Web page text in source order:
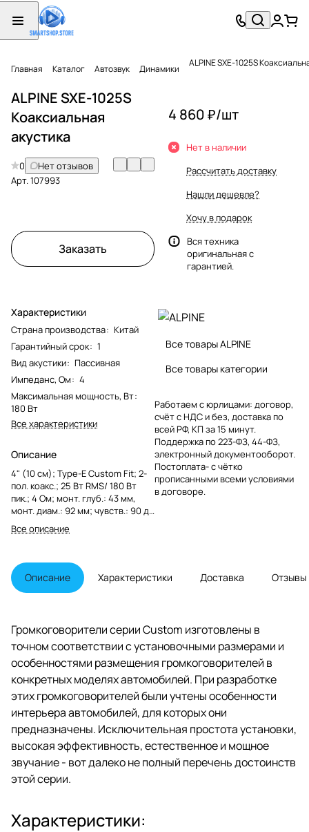
Главная Каталог Автозвук Динамики ALPINE SXE-1025S
ALPINE SXE-1025S
Коаксиальная
акустика
0
Нет отзывов
Арт.107993
Заказать
Характеристики
Страна производства: Китай
Гарантийный срок: 1
Вид акустики: Пассивная
Импеданс, Ом: 4
Максимальная мощность, Вт:
180 Вт
Все характеристики
Описание
4" (10 см); Type-E Custom Fit; 2-
пол. коакс.; 25 Вт RMS/ 180 Вт
пик.; 4 Ом; монт. глуб.: 43 мм,
монт. диам.: 92 мм; чувств.: 90 дБ
АЧХ: 100 - 20000 Гц; без грилей,
твитер: майларово-титановый
Все описание
4 860 ₽/шт
Нет в наличии
Рассчитать доставку
Нашли дешевле?
Хочу в подарок
Вся техника
оригинальная с
гарантией.
Все товары ALPINE
Все товары категории
Работаем с юрлицами: договор,
счёт с НДС и без, доставка по
всей РФ, КП за 15 минут.
Поддержка по 223-ФЗ, 44-ФЗ,
электронный документооборот.
Постоплата- с чётко
прописанными всеми условиями
в договоре.
Описание Характеристики Доставка Отзывы
Громкоговорители серии Custom изготовлены в
точном соответствии с установочными размерами и
особенностями размещения громкоговорителей в
конкретных моделях автомобилей. При разработке
этих громкоговорителей были учтены особенности
интерьера автомобилей, для которых они
предназначены. Исключительная простота установки,
высокая эффективность, естественное и мощное
звучание - вот далеко не полный перечень достоинств
этой серии.
Характеристики: